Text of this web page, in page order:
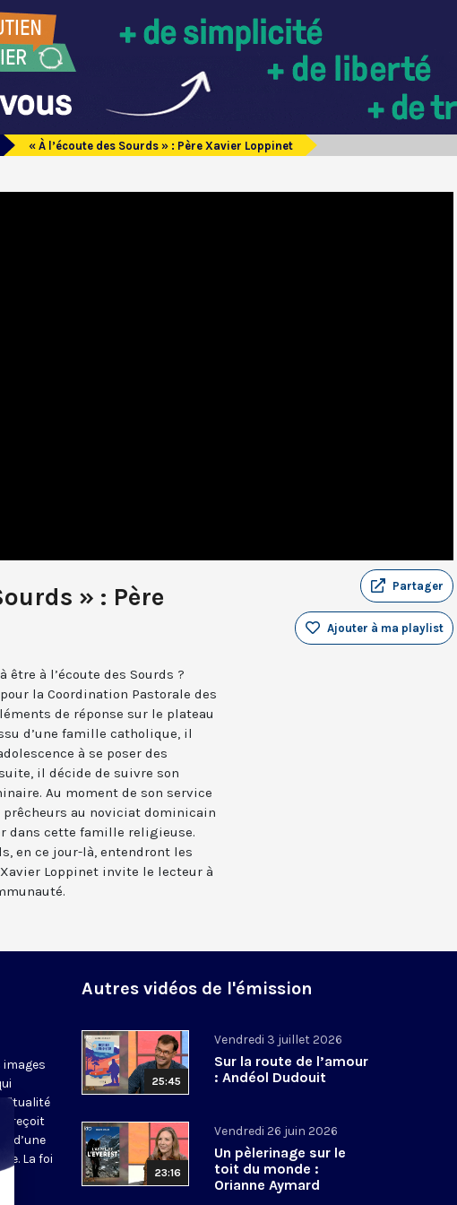
« À l’écoute des Sourds » : Père Xavier Loppinet
» : Père
Partager
Ajouter à ma playlist
à l’écoute des Sourds ?
la Coordination Pastorale des
de réponse sur le plateau
d’une famille catholique, il
à se poser des
il décide de suivre son
Au moment de son service
au noviciat dominicain
dans cette famille religieuse.
en ce jour-là, entendront les
Loppinet invite le lecteur à
images
reçoit
d’une
La foi
Autres vidéos de l'émission
25:45
Vendredi 3 juillet 2026
Sur la route de l’amour
: Andéol Dudouit
23:16
Vendredi 26 juin 2026
Un pèlerinage sur le
toit du monde :
Orianne Aymard